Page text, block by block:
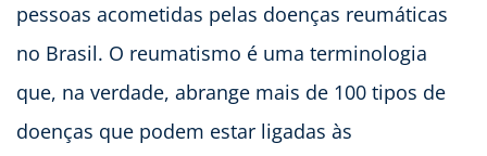
pessoas acometidas pelas doenças reumáticas
no Brasil. O reumatismo é uma terminologia
que, na verdade, abrange mais de 100 tipos de
doenças que podem estar ligadas às